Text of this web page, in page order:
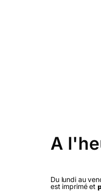
A
Du lundi au
est imprimé et